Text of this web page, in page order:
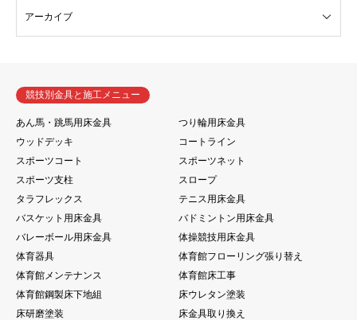
競技別金具と施工メニュー
あん馬・跳馬用床金具
つり輪用床金具
ウッドデッキ
コートライン
スポーツコート
スポーツネット
スポーツ支柱
スロープ
タラフレックス
テニス用床金具
バスケット用床金具
バドミントン用床金具
バレーボール用床金具
体操競技用床金具
体育器具
体育館フローリング張り替え
体育館メンテナンス
体育館床工事
体育館鋼製床下地組
床ウレタン塗装
床研磨塗装
床金具取り換え